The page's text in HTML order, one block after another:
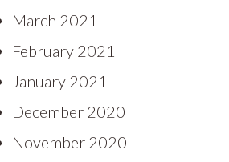
March 2021
February 2021
January 2021
December 2020
November 2020